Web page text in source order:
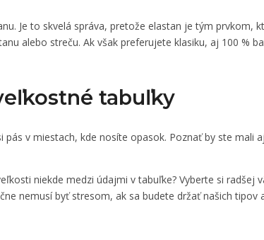
Je to skvelá správa, pretože elastan je tým prvkom,
alebo streču. Ak však preferujete klasiku, aj 100 %
tabuľky
v miestach, kde nosíte opasok. Poznať by ste mali
niekde medzi údajmi v tabuľke? Vyberte si radšej
nemusí byť stresom, ak sa budete držať našich tipov